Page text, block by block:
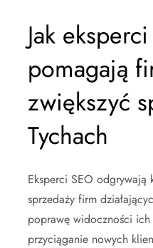
Jak
pomagają
zwiększyć
Tychach
Eksperci SEO odgrywają
sprzedaży firm
poprawę widoczności
przyciąganie nowych